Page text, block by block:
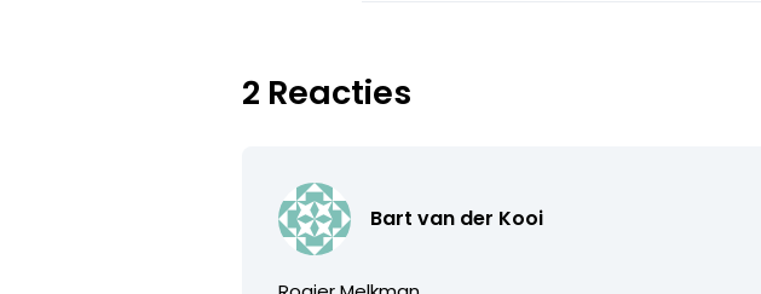
2 Reacties
Bart van der Kooi